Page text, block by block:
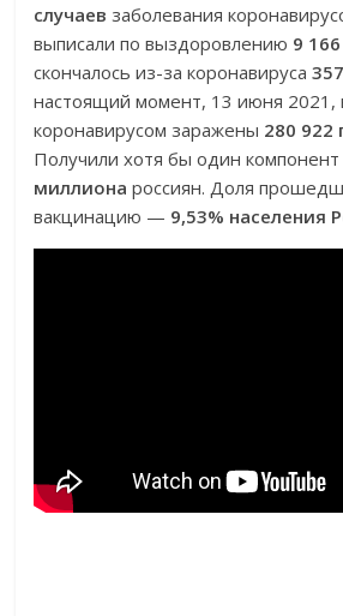
случаев заболевания
выписали по выздоровлению 9
скончалось из-за коронавируса
настоящий момент, 13 июня 2021,
коронавирусом заражены 280 922
Получили хотя бы один
миллиона россиян. Доля
вакцинацию — 9,53% населения